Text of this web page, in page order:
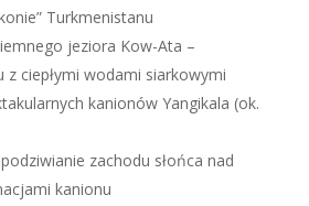
Turkmenistanu
jeziora Kow-Ata –
z ciepłymi wodami siarkowymi
kanionów Yangikala (ok.
zachodu słońca nad
kanionu